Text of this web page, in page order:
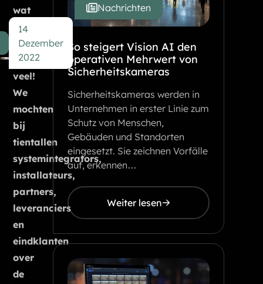
14
Dezember
2022
wat
waren
dat
er
veel!
We
mochten
bij
tientallen
systemintegrators,
installateurs,
partners,
leveranciers
en
eindklanten
over
de
So steigert Vision AI den
operativen Mehrwert von
Sicherheitskameras
Sicherheitskameras werden in
Unternehmen in erster Linie zum
Schutz von Menschen,
Gebäuden und Standorten
eingesetzt. Sie zeichnen Vorfälle
auf, erkennen…
Weiter lesen
Nachrichten